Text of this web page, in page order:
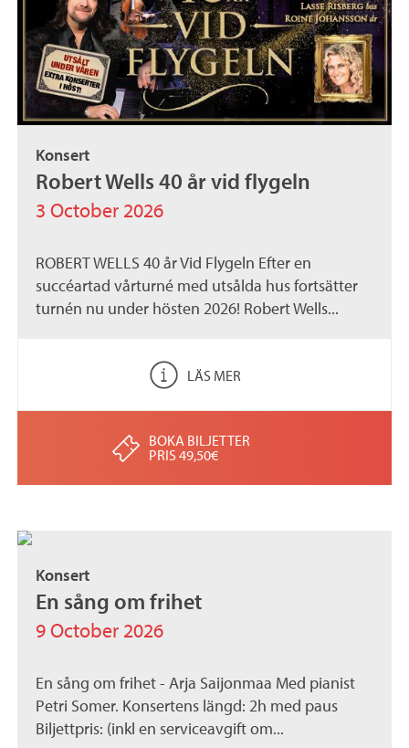
Konsert
Robert Wells 40 år vid flygeln
3 October 2026
ROBERT WELLS 40 år Vid Flygeln Efter en
succéartad vårturné med utsålda hus fortsätter
turnén nu under hösten 2026! Robert Wells...
LÄS MER
BOKA BILJETTER
PRIS 49,50€
Konsert
En sång om frihet
9 October 2026
En sång om frihet - Arja Saijonmaa Med pianist
Petri Somer. Konsertens längd: 2h med paus
Biljettpris: (inkl en serviceavgift om...